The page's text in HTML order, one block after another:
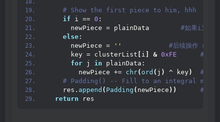
# Show the first piece to him, hhh
if i == 0 :
      newPiece = plainData
#如果i为0，
else:
      newPiece =
''
#后续操作
      key = clusterList
i & 0xFE
#key
for j in plainData:
        newPiece +=
chr( ord ( j ) ^ key)
#令j
# Padding() -- Fill to an integral
    res.
append ( Padding ( newPiece ))
#用
return res